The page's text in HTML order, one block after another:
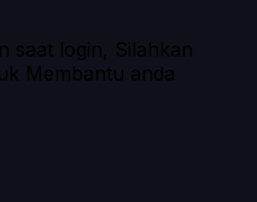
saat login, Silahkan
Membantu anda